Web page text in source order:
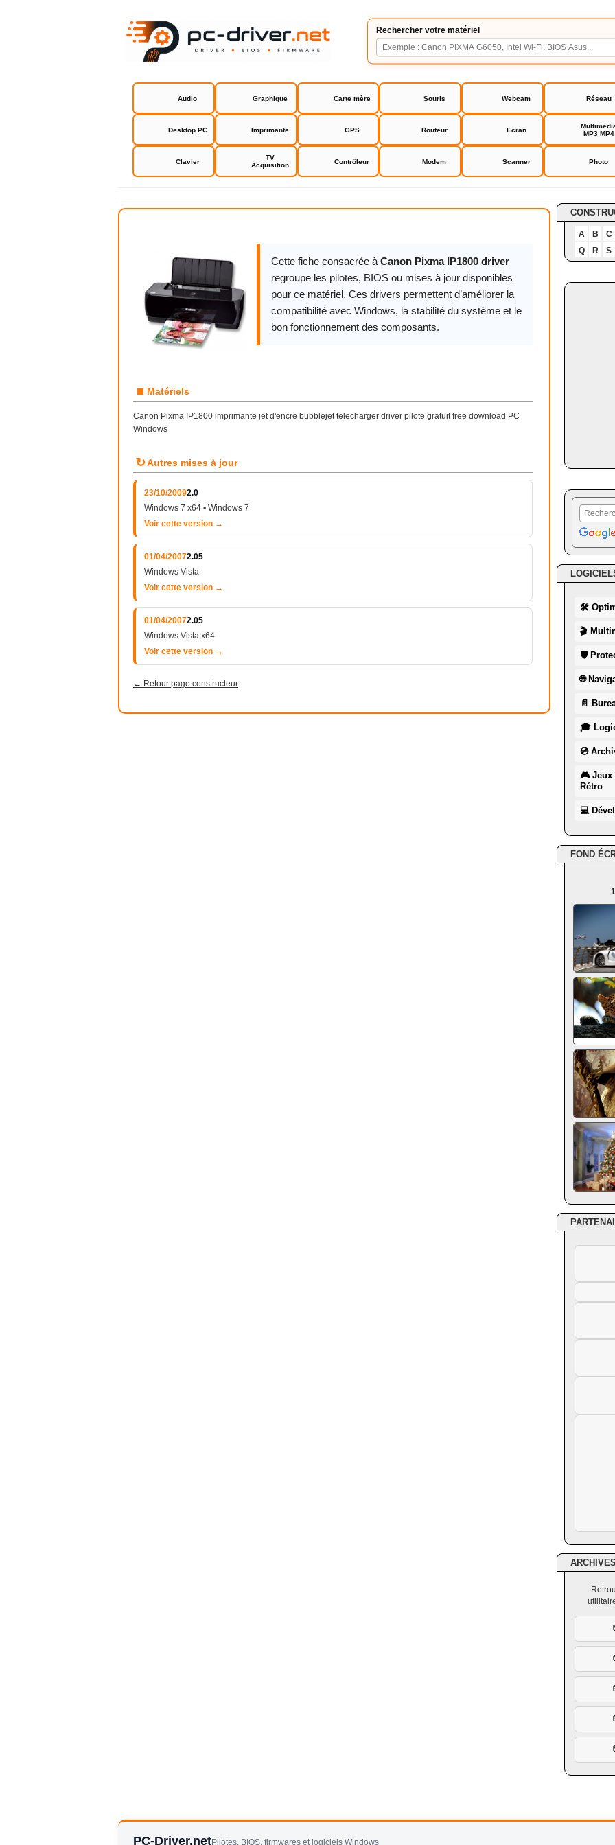
Rechercher votre matériel
Audio Graphique Carte mère Souris Webcam Réseau
Desktop PC Imprimante GPS Routeur Ecran
MP3 MP4
Clavier
TV
Acquisition
Contrôleur Modem Scanner Photo
Canon Pixma IP1800 driver
Cette fiche consacrée à Canon Pixma IP1800 driver
regroupe les pilotes, BIOS ou mises à jour disponibles
pour ce matériel. Ces drivers permettent d’améliorer la
compatibilité avec Windows, la stabilité du système et le
bon fonctionnement des composants.
■ Matériels
Canon Pixma IP1800 imprimante jet d'encre bubblejet telecharger driver pilote gratuit free download PC
Windows
↻Autres mises à jour
23/10/20092.0
Windows 7 x64 • Windows 7
Voir cette version →
01/04/20072.05
Windows Vista
Voir cette version →
01/04/20072.05
Windows Vista x64
Voir cette version →
← Retour page constructeur
A B
C
Q
R S
🛠
🎬
🛡
🌐
📄
🎓
💿
🎮 Jeux
Rétro
💻
FOND
PC-Driver.netPilotes, BIOS, firmwares et logiciels Windows